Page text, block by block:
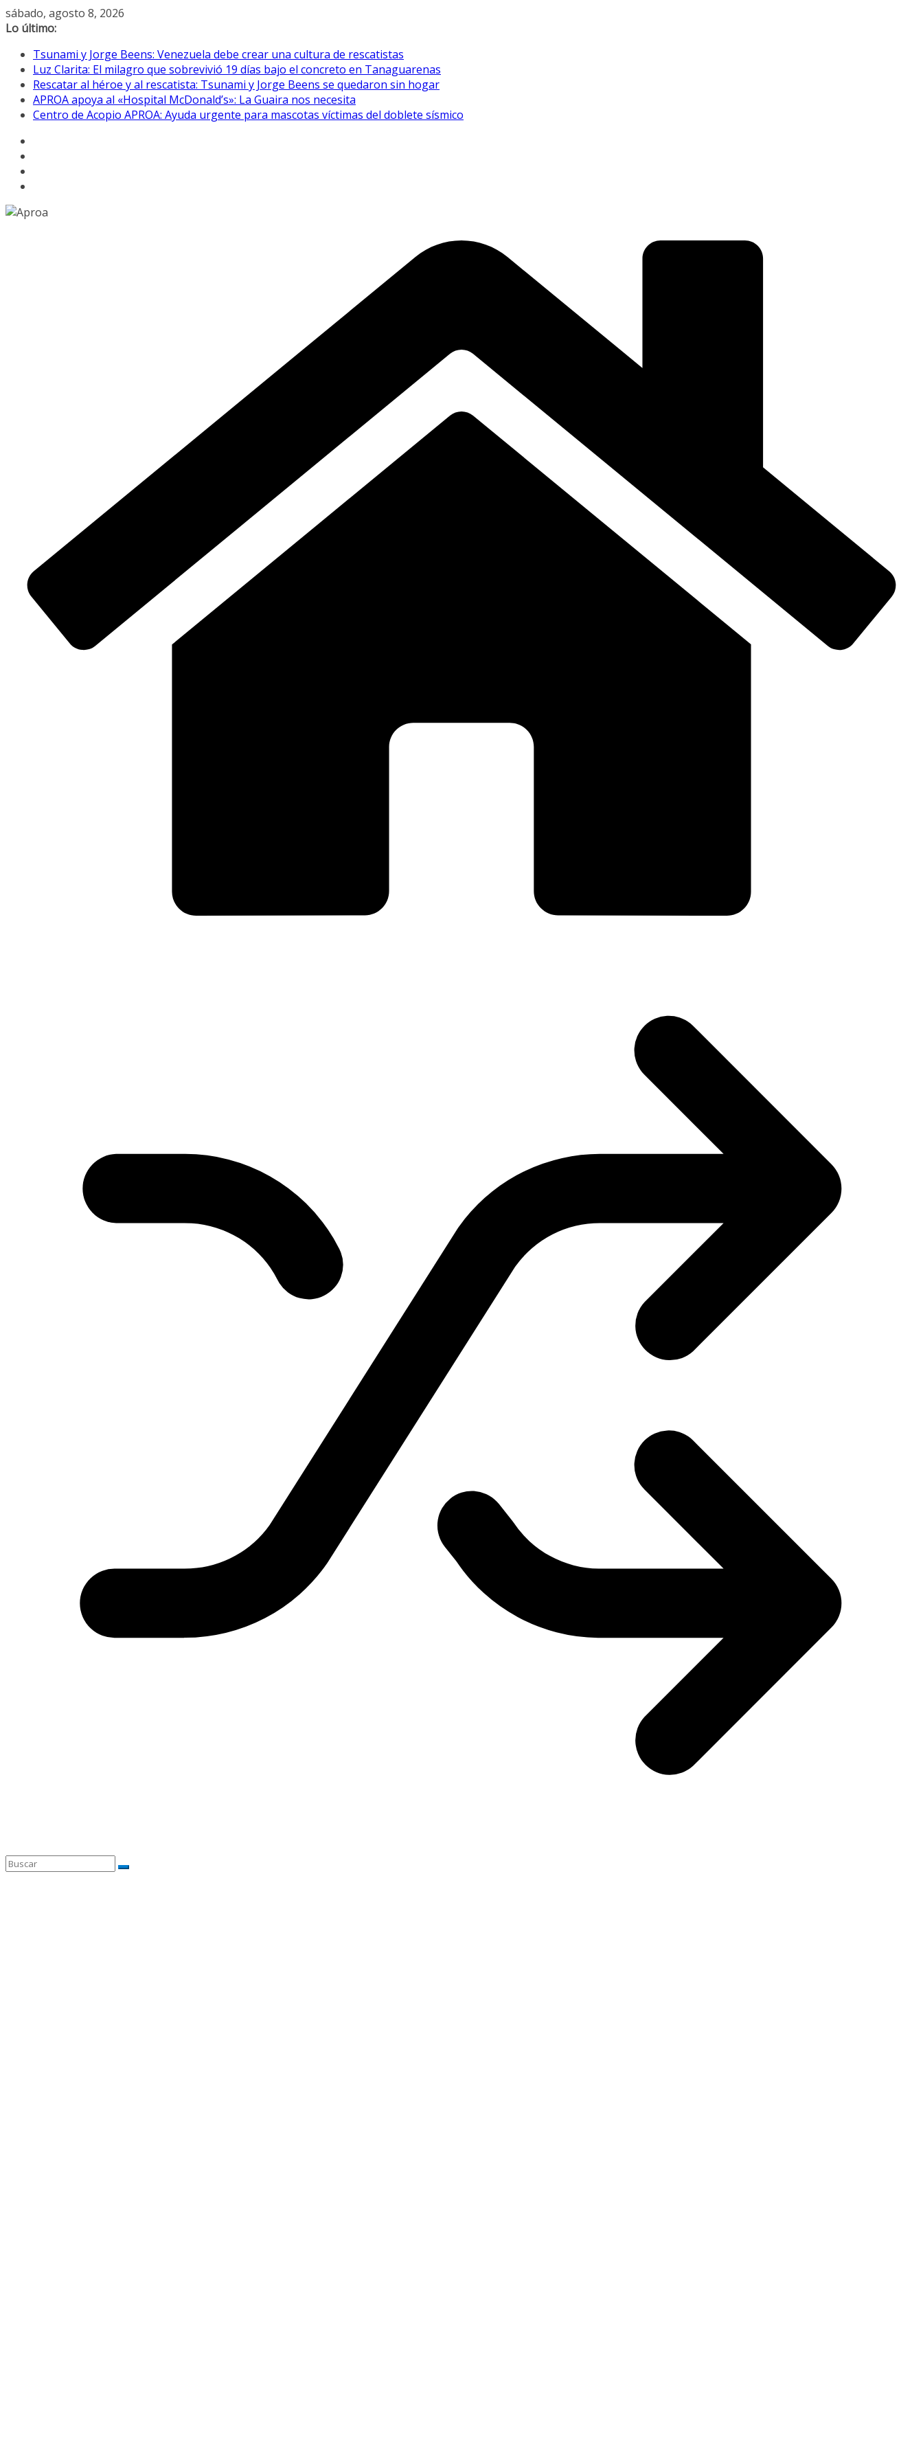
Saltar
al
sábado, agosto 8, 2026
Lo último:
Tsunami y Jorge Beens: Venezuela debe crear una cultura de rescatistas
Luz Clarita: El milagro que sobrevivió 19 días bajo el concreto en Tanaguarenas
Rescatar al héroe y al rescatista: Tsunami y Jorge Beens se quedaron sin hogar
APROA apoya al «Hospital McDonald’s»: La Guaira nos necesita
Centro de Acopio APROA: Ayuda urgente para mascotas víctimas del doblete sísmico